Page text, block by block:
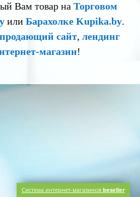
Вам товар на Торговом
или Барахолке Kupika.by.
продающий сайт, лендинг
магазин!
Система интернет-магазинов beseller